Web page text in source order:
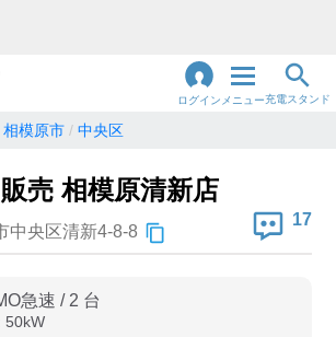
ログイン メニュー充電スタンド
ト・住所で検索
表示
相模原市 中央区
売 相模原清新店
中央区清新4-8-8
17
急速 / 2 台
50kW